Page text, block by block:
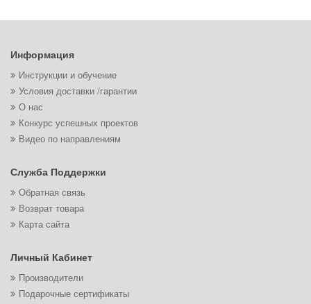
Информация
Инструкции и обучение
Условия доставки /гарантии
О нас
Конкурс успешных проектов
Видео по направлениям
Служба Поддержки
Обратная связь
Возврат товара
Карта сайта
Личный Кабинет
Производители
Подарочные сертификаты